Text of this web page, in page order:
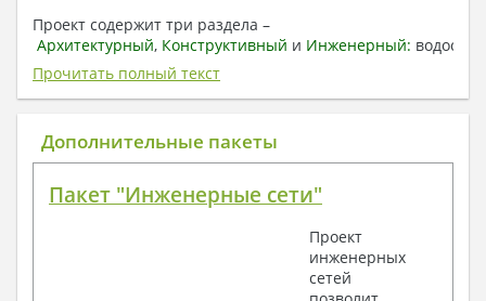
Проект содержит три раздела –
Архитектурный, Конструктивный и Инженерный:
отопление, вентиляция, канализация,
электроснабжение (приобретается за дополнительную
плату) + Пояснительная записка.
1. Архитектурный раздел:
План координационных осей
Поэтажные маркировочные планы с
Прочитать полный текст
Дополнительные пакеты
Пакет "Инженерные сети"
Проект
инженерных
сетей